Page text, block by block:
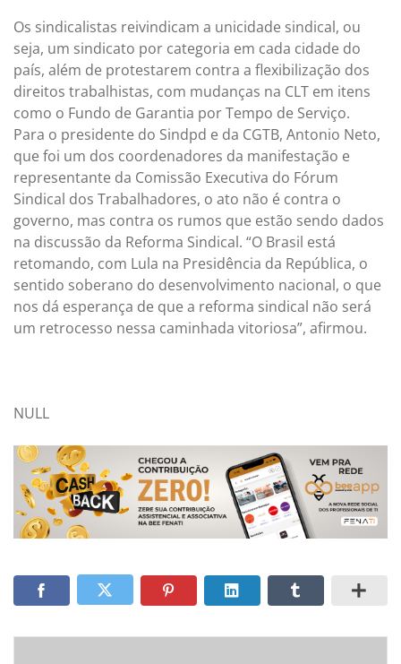
Os sindicalistas reivindicam a unicidade sindical, ou
seja, um sindicato por categoria em cada cidade do
país, além de protestarem contra a flexibilização dos
direitos trabalhistas, com mudanças na CLT em itens
como o Fundo de Garantia por Tempo de Serviço.
Para o presidente do Sindpd e da CGTB, Antonio Neto,
que foi um dos coordenadores da manifestação e
representante da Comissão Executiva do Fórum
Sindical dos Trabalhadores, o ato não é contra o
governo, mas contra os rumos que estão sendo dados
na discussão da Reforma Sindical. “O Brasil está
retomando, com Lula na Presidência da República, o
sentido soberano do desenvolvimento nacional, o que
nos dá esperança de que a reforma sindical não será
um retrocesso nessa caminhada vitoriosa”, afirmou.
NULL